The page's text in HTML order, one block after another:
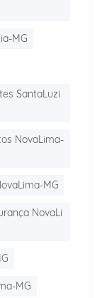
MG
SantaLuzi
NovaLima-
MG
NovaLi
MG